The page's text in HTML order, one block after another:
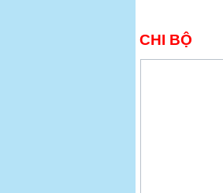
CHI BỘ